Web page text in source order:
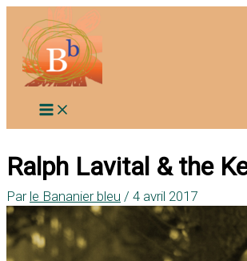
contenu
Ralph Lavital & the
Par le Bananier bleu / 4 avril 2017